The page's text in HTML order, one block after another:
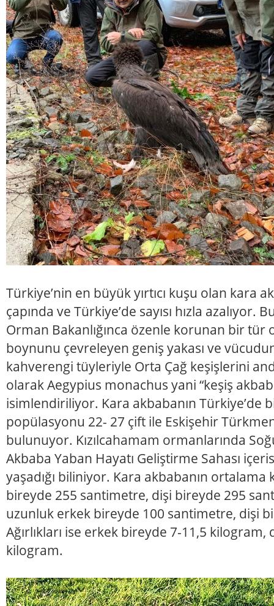
Türkiye’nin en büyük yırtıcı kuşu olan kara
çapında ve Türkiye’de sayısı hızla azalıyor.
Orman Bakanlığınca özenle korunan bir tür
boynunu çevreleyen geniş yakası ve
kahverengi tüyleriyle Orta Çağ keşişlerini
olarak Aegypius monachus yani “keşiş
isimlendiriliyor. Kara akbabanın Türkiye’de
popülasyonu 22- 27 çift ile Eskişehir
bulunuyor. Kızılcahamam ormanlarında
Akbaba Yaban Hayatı Geliştirme Sahası
yaşadığı biliniyor. Kara akbabanın ortalama
bireyde 255 santimetre, dişi bireyde 295
uzunluk erkek bireyde 100 santimetre, dişi
Ağırlıkları ise erkek bireyde 7-11,5
kilogram.